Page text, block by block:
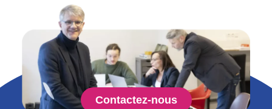
Contactez-nous